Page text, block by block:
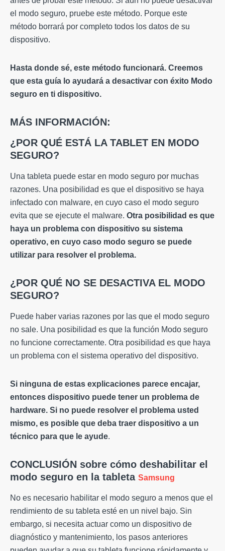
el modo seguro, pruebe este método. Porque este
método borrará por completo todos los datos de su
dispositivo.
Hasta donde sé, este método funcionará. Creemos
que esta guía lo ayudará a desactivar con éxito Modo
seguro en ti dispositivo.
MÁS INFORMACIÓN:
¿POR QUÉ ESTÁ LA TABLET EN MODO
SEGURO?
Una tableta puede estar en modo seguro por muchas
razones. Una posibilidad es que el dispositivo se haya
infectado con malware, en cuyo caso el modo seguro
evita que se ejecute el malware. Otra posibilidad es que
haya un problema con dispositivo su sistema
operativo, en cuyo caso modo seguro se puede
utilizar para resolver el problema.
¿POR QUÉ NO SE DESACTIVA EL MODO
SEGURO?
Puede haber varias razones por las que el modo seguro
no sale. Una posibilidad es que la función Modo seguro
no funcione correctamente. Otra posibilidad es que haya
un problema con el sistema operativo del dispositivo.
Si ninguna de estas explicaciones parece encajar,
entonces dispositivo puede tener un problema de
hardware. Si no puede resolver el problema usted
mismo, es posible que deba traer dispositivo a un
técnico para que le ayude.
CONCLUSIÓN sobre cómo deshabilitar el
modo seguro en la tableta Samsung
No es necesario habilitar el modo seguro a menos que el
rendimiento de su tableta esté en un nivel bajo. Sin
embargo, si necesita actuar como un dispositivo de
diagnóstico y mantenimiento, los pasos anteriores